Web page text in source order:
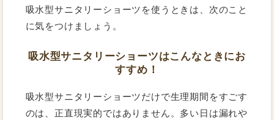
吸水型サニタリーショーツを使うときは、次のこと
に気をつけましょう。
吸水型サニタリーショーツはこんなときにお
すすめ！
吸水型サニタリーショーツだけで生理期間をすごす
のは、正直現実的ではありません。多い日は漏れや